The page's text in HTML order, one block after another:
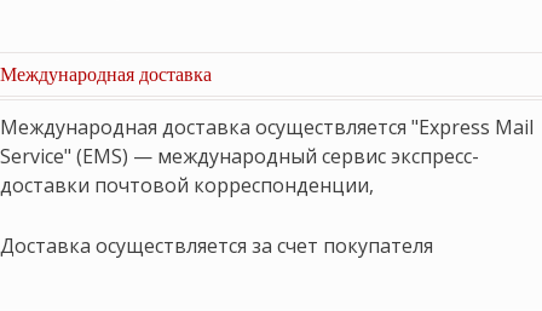
Международная доставка
Международная доставка осуществляется "Express Mail
Service" (EMS) — международный сервис экспресс-
доставки почтовой корреспонденции,
Доставка осуществляется за счет покупателя